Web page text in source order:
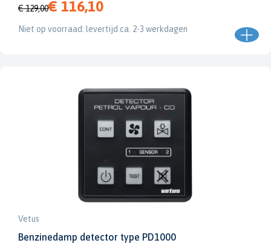
€ 129,00€ 116,10
Niet op voorraad: levertijd ca. 2-3 werkdagen
Vetus
Benzinedamp detector type PD1000